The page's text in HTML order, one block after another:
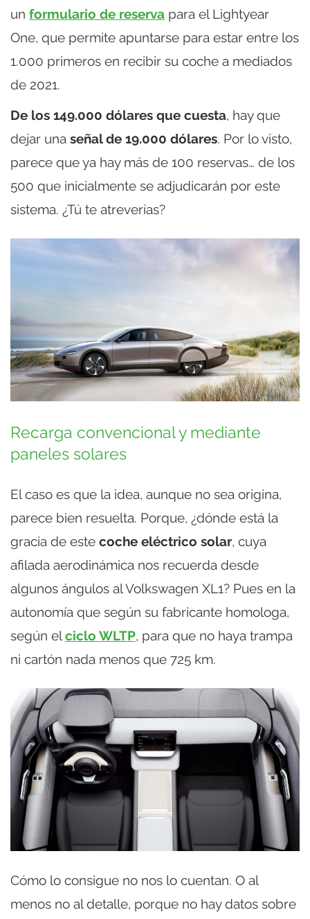
un formulario de reserva para el Lightyear
One, que permite apuntarse para estar entre los
1.000 primeros en recibir su coche a mediados
de 2021.
De los 149.000 dólares que cuesta, hay que
dejar una señal de 19.000 dólares. Por lo visto,
parece que ya hay más de 100 reservas… de los
500 que inicialmente se adjudicarán por este
sistema. ¿Tú te atreverías?
Recarga convencional y mediante
paneles solares
El caso es que la idea, aunque no sea origina,
parece bien resuelta. Porque, ¿dónde está la
gracia de este coche eléctrico solar, cuya
afilada aerodinámica nos recuerda desde
algunos ángulos al Volkswagen XL1? Pues en la
autonomía que según su fabricante homologa,
según elciclo WLTP, para que no haya trampa
ni cartón nada menos que 725 km.
Cómo lo consigue no nos lo cuentan. O al
menos no al detalle, porque no hay datos sobre